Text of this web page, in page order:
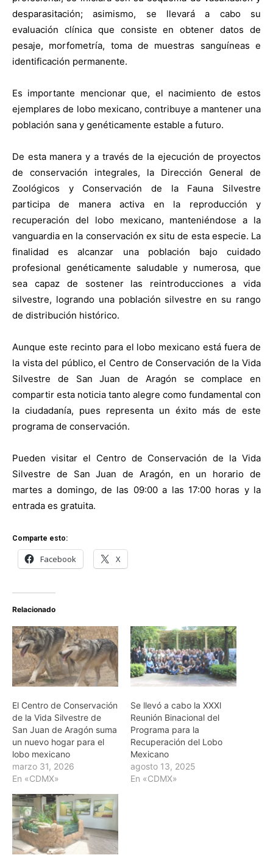
desparasitación; asimismo, se llevará a cabo su
evaluación clínica que consiste en obtener datos de
pesaje, morfometría, toma de muestras sanguíneas e
identificación permanente.
Es importante mencionar que, el nacimiento de estos
ejemplares de lobo mexicano, contribuye a mantener una
población sana y genéticamente estable a futuro.
De esta manera y a través de la ejecución de proyectos
de conservación integrales, la Dirección General de
Zoológicos y Conservación de la Fauna Silvestre
participa de manera activa en la reproducción y
recuperación del lobo mexicano, manteniéndose a la
vanguardia en la conservación ex situ de esta especie. La
finalidad es alcanzar una población bajo cuidado
profesional genéticamente saludable y numerosa, que
sea capaz de sostener las reintroducciones a vida
silvestre, logrando una población silvestre en su rango
de distribución histórico.
Aunque este recinto para el lobo mexicano está fuera de
la vista del público, el Centro de Conservación de la Vida
Silvestre de San Juan de Aragón se complace en
compartir esta noticia tanto alegre como fundamental con
la ciudadanía, pues representa un éxito más de este
programa de conservación.
Pueden visitar el Centro de Conservación de la Vida
Silvestre de San Juan de Aragón, en un horario de
martes a domingo, de las 09:00 a las 17:00 horas y la
entrada es gratuita.
Comparte esto:
Facebook X
Relacionado
El Centro de Conservación
de la Vida Silvestre de
San Juan de Aragón suma
un nuevo hogar para el
lobo mexicano
marzo 31, 2026
En «CDMX»
Se llevó a cabo la XXXl
Reunión Binacional del
Programa para la
Recuperación del Lobo
Mexicano
agosto 13, 2025
En «CDMX»